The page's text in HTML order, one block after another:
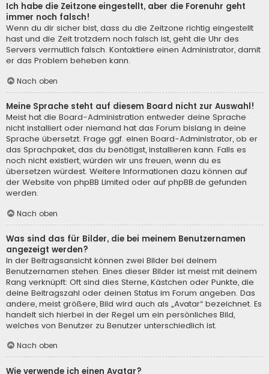
Ich habe die Zeitzone eingestellt, aber die Forenuhr geht
immer noch falsch!
Wenn du dir sicher bist, dass du die Zeitzone richtig eingestellt
hast und die Zeit trotzdem noch falsch ist, geht die Uhr des
Servers vermutlich falsch. Kontaktiere einen Administrator, damit
er das Problem beheben kann.
Nach oben
Meine Sprache steht auf diesem Board nicht zur Auswahl!
Meist hat die Board-Administration entweder deine Sprache
nicht installiert oder niemand hat das Forum bislang in deine
Sprache übersetzt. Frage ggf. einen Board-Administrator, ob er
das Sprachpaket, das du benötigst, installieren kann. Falls es
noch nicht existiert, würden wir uns freuen, wenn du es
übersetzen würdest. Weitere Informationen dazu können auf
der Website von phpBB Limited oder auf phpBB.de gefunden
werden.
Nach oben
Was sind das für Bilder, die bei meinem Benutzernamen
angezeigt werden?
In der Beitragsansicht können zwei Bilder bei deinem
Benutzernamen stehen. Eines dieser Bilder ist meist mit deinem
Rang verknüpft: Oft sind dies Sterne, Kästchen oder Punkte, die
deine Beitragszahl oder deinen Status im Forum angeben. Das
andere, meist größere, Bild wird auch als „Avatar“ bezeichnet. Es
handelt sich hierbei in der Regel um ein persönliches Bild,
welches von Benutzer zu Benutzer unterschiedlich ist.
Nach oben
Wie verwende ich einen Avatar?